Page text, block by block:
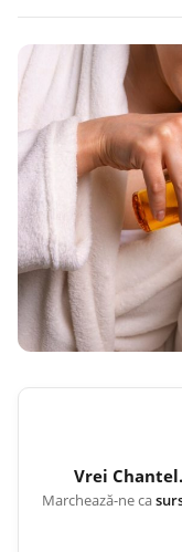
Vrei
Marchează-ne ca